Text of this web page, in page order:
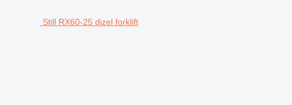
Still RX60-25 dizel forklift